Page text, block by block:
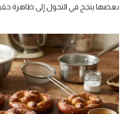
بعضها ينجح في التحول إلى ظاهرة